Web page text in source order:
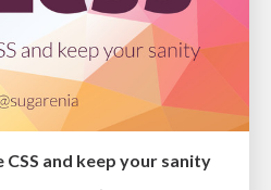
CSS and keep your sanity